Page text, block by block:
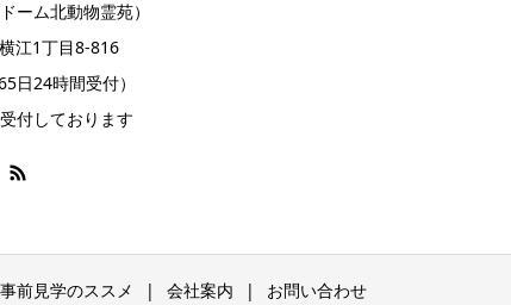
ーム北動物霊苑）
江1丁目8-816
日24時間受付）
付しております
事前見学のススメ 会社案内 お問い合わせ